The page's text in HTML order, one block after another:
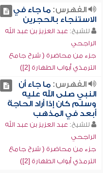
الفهرس:ما جاء في
الاستنجاء بالحجرين
للشيخ: عبد العزيز بن عبد الله
الراجحي
جزء من محاضرة ( شرح جامع
الترمذي أبواب الطهارة [2])
الفهرس:ما جاء أن
النبي صلى الله عليه
وسلم كان إذا أراد الحاجة
أبعد في المذهب
للشيخ: عبد العزيز بن عبد الله
الراجحي
جزء من محاضرة ( شرح جامع
الترمذي أبواب الطهارة [2])